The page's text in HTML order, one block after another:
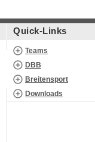
Quick-Links
Teams
DBB
Breitensport
Downloads